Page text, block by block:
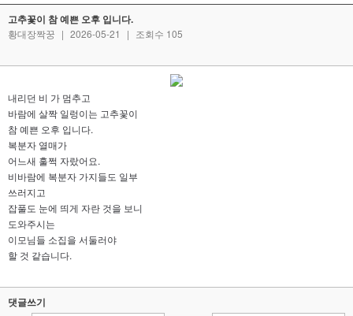
고추꽃이 참 예쁜 오후 입니다.
황대장짝꿍 | 2026-05-21 | 조회수 105
내리던 비 가 멈추고
바람에 살짝 일렁이는 고추꽃이
참 예쁜 오후 입니다.
복분자 열매가
어느새 훌쩍 자랐어요.
비바람에 복분자 가지들도 일부
쓰러지고
잡풀도 눈에 띄게 자란 것을 보니
도와주시는
이모님들 소집을 서둘러야
할 것 같습니다.
댓글쓰기